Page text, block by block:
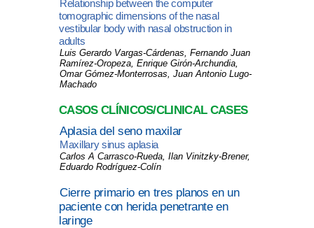
Relationship between the computer
tomographic dimensions of the nasal
vestibular body with nasal obstruction in
adults
Luis Gerardo Vargas-Cárdenas, Fernando Juan
Ramírez-Oropeza, Enrique Girón-Archundia,
Omar Gómez-Monterrosas, Juan Antonio Lugo-
Machado
CASOS CLÍNICOS/CLINICAL CASES
Aplasia del seno maxilar
Maxillary sinus aplasia
Carlos A Carrasco-Rueda, Ilan Vinitzky-Brener,
Eduardo Rodríguez-Colín
Cierre primario en tres planos en un
paciente con herida penetrante en
laringe